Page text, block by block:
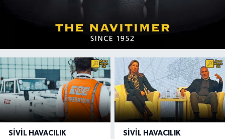
SIVIL HAVACILIK SIVIL HAVACILIK